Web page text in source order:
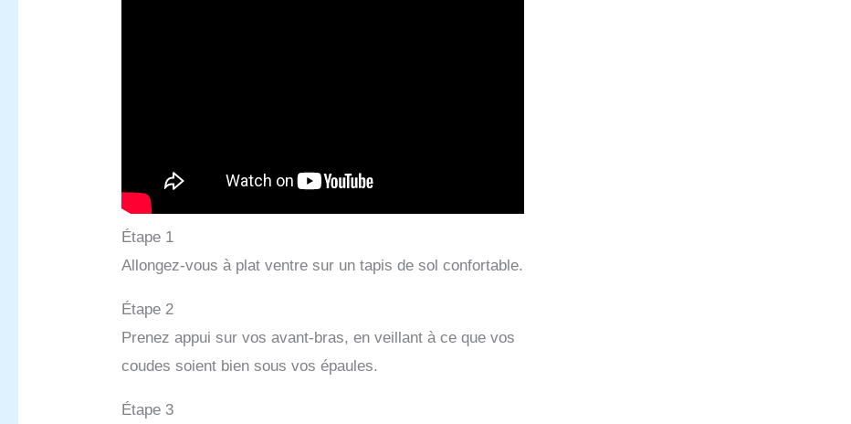
Étape 1
Allongez-vous à plat ventre sur un tapis de sol confortable.
Étape 2
Prenez appui sur vos avant-bras, en veillant à ce que vos
coudes soient bien sous vos épaules.
Étape 3